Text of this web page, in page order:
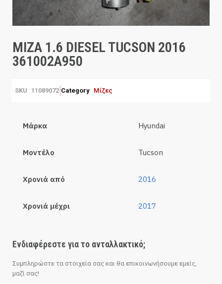
ΜΙΖΑ 1.6 DIESEL TUCSON 2016
361002A950
SKU 11089072 Category Μίζες
Μάρκα Hyundai
Μοντέλο Tucson
Χρονιά από 2016
Χρονιά μέχρι 2017
Ενδιαφέρεστε για το ανταλλακτικό;
Συμπληρώστε τα στοιχεία σας και θα επικοινωνήσουμε εμείς,
μαζί σας!